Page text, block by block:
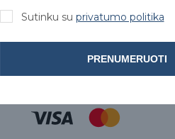
KONTAKTAI
Tel:+370 671 77528
info@e-skirgesa.lt
Sutinku su privatumo politika
PRENUMERUOTI